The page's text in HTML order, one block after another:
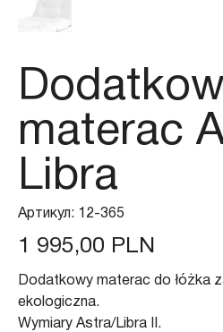
materac
Libra
Артикул: Артикул:
12-
12-365
Цена
1 995,00 PLN
Dodatkowy materac do łóżka
ekologiczna.
Wymiary Astra/Libra II.